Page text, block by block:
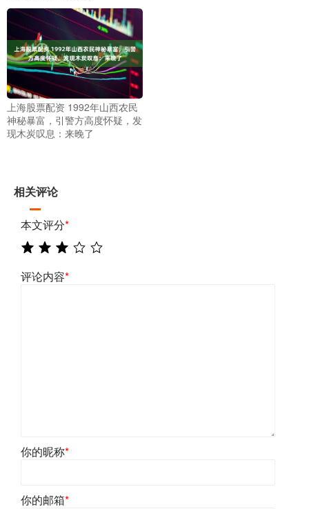
上海股票配资 1992年山西农民
神秘暴富，引警方高度怀疑，发
现木炭叹息：来晚了
相关评论
本文评分*
评论内容*
你的昵称*
你的邮箱*